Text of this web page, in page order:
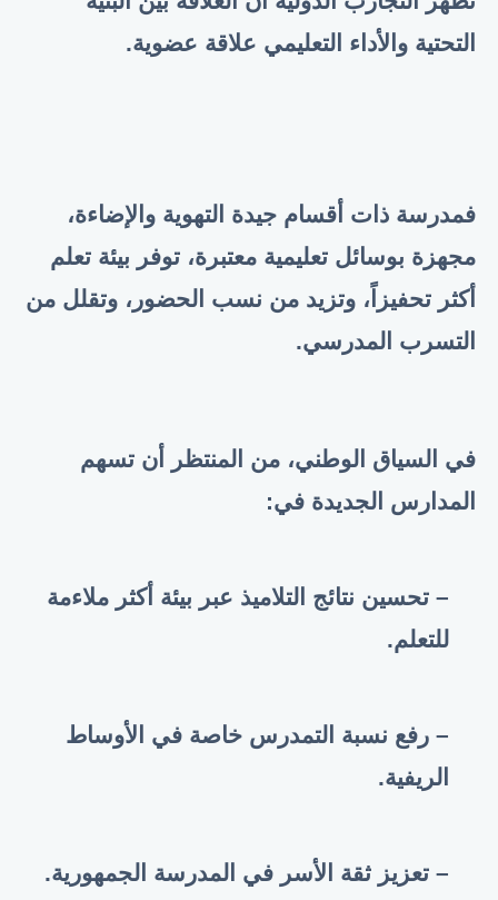
التحتية والأداء التعليمي علاقة عضوية.
فمدرسة ذات أقسام جيدة التهوية والإضاءة،
مجهزة بوسائل تعليمية معتبرة، توفر بيئة تعلم
أكثر تحفيزاً، وتزيد من نسب الحضور، وتقلل من
التسرب المدرسي.
في السياق الوطني، من المنتظر أن تسهم
المدارس الجديدة في:
– تحسين نتائج التلاميذ عبر بيئة أكثر ملاءمة
للتعلم.
– رفع نسبة التمدرس خاصة في الأوساط
الريفية.
– تعزيز ثقة الأسر في المدرسة الجمهورية.